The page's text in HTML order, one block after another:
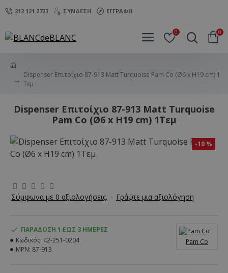
212 121 2727 ΣΎΝΔΕΣΗ ΕΓΓΡΑΦΉ
0 0
Dispenser Επιτοίχιο 87-913 Matt Turquoise Pam Co (Ø6 x H19 cm) 1
Τεμ
Dispenser Επιτοίχιο 87-913 Matt Turquoise
Pam Co (Ø6 x H19 cm) 1Τεμ
-10 %
Σύμφωνα με 0 αξιολογήσεις. - Γράψτε μια αξιολόγηση
ΠΑΡΆΔΟΣΗ 1 ΈΩΣ 3 ΗΜΈΡΕΣ
Κωδικός: 42-251-0204
MPN: 87-913
Pam Co